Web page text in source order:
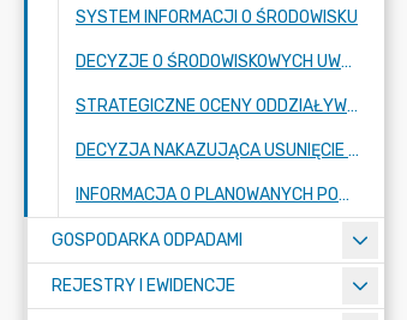
SYSTEM INFORMACJI O ŚRODOWISKU
DECYZJE O ŚRODOWISKOWYCH UWARUNKOWANIACH
STRATEGICZNE OCENY ODDZIAŁYWANIA NA ŚRODOWISKO
DECYZJA NAKAZUJĄCA USUNIĘCIE ODPADÓW Z NIERUCHOMOŚCI
INFORMACJA O PLANOWANYCH POMIARACH PÓL ELEKTROMAGNETYCZNYCH
GOSPODARKA ODPADAMI
REJESTRY I EWIDENCJE